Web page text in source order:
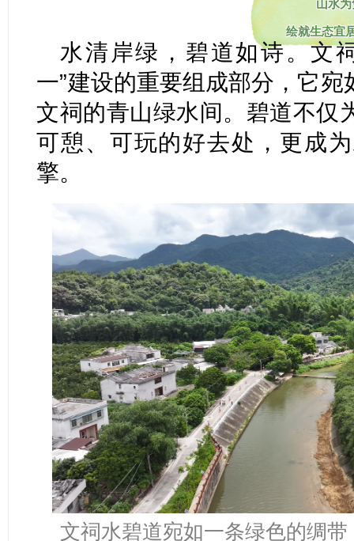
山水为
绘就生态宜
水清岸绿，碧道如诗。文
一”建设的重要组成部分，它
文祠的青山绿水间。碧道不仅
可憩、可玩的好去处，更成
擎。
文祠水碧道宛如一条绿色的绸